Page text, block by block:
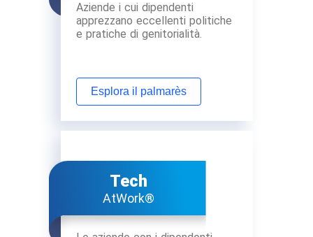
Aziende i cui dipendenti
apprezzano eccellenti politiche
e pratiche di genitorialità.
Esplora il palmarès
Tech
AtWork®